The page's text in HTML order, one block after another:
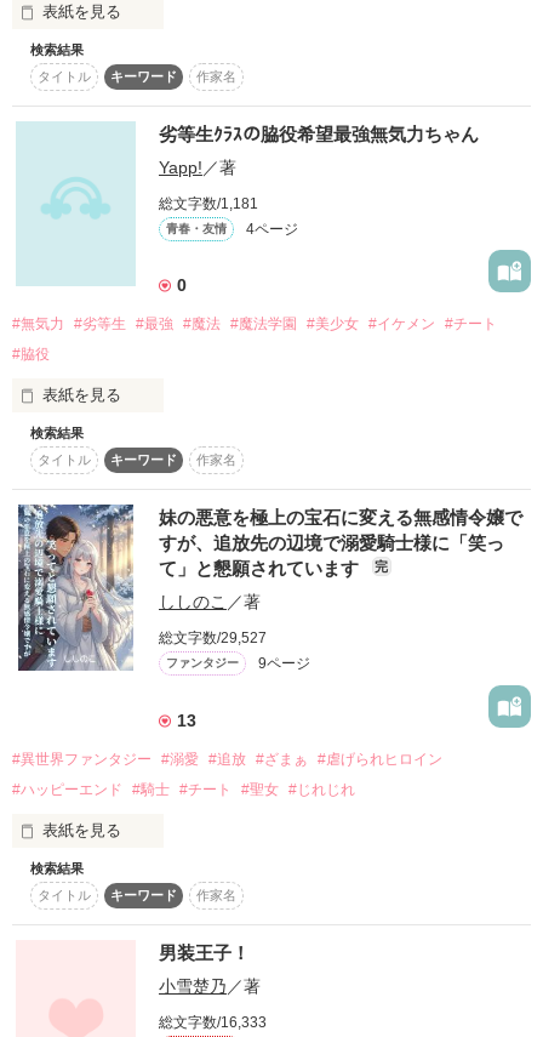
作品を読む
表紙を見る
「結婚しないために婚約したのに、契約相手に懐かれた件につ
いて。〜契約満了後は速やかに婚約破棄願います〜」
完結済みのこちらの作品、姉妹作！
表紙はノーライトコピーガール様からお借りしました！
他、エブリスタ、小説家になろうで掲載。
検索結果
タイトル
キーワード 作家名
劣等生ｸﾗｽの脇役希望最強無気力ちゃん
Yapp! ／著
総文字数/1,181
青春・友情 4ページ
0
#無気力 #劣等生 #最強 #魔法 #魔法学園 #美少女 #イケメン
#チート
#脇役
表紙を見る
脇役希望無気力ちゃんの非日常生活をどうぞ覗いていってくだ
さい。
作品を読む
検索結果
タイトル
キーワード 作家名
妹の悪意を極上の宝石に変える無感情令嬢で
すが、追放先の辺境で溺愛騎士様に「笑っ
て」と懇願されています
完
ししのこ ／著
総文字数/29,527
ファンタジー 9ページ
13
#異世界ファンタジー #溺愛 #追放 #ざまぁ
#虐げられヒロイン
#ハッピーエンド
#騎士 #チート #聖女 #じれじれ
表紙を見る
「私の燃料は、あなたの憎しみ――」
他人の悪意を「魔力宝石」や「お菓子」に変えて食べるスキル
を持つ、無感情な少女ルミエール。
実家で虐げられ、毒殺未遂の濡れ衣を着せられて極寒の辺境へ
追放された彼女を待っていたのは、死ではなく――無骨な騎士
団長テオドールからの、甘すぎる溺愛でした!?
検索結果
タイトル
キーワード 作家名
男装王子！
小雪楚乃 ／著
総文字数/16,333